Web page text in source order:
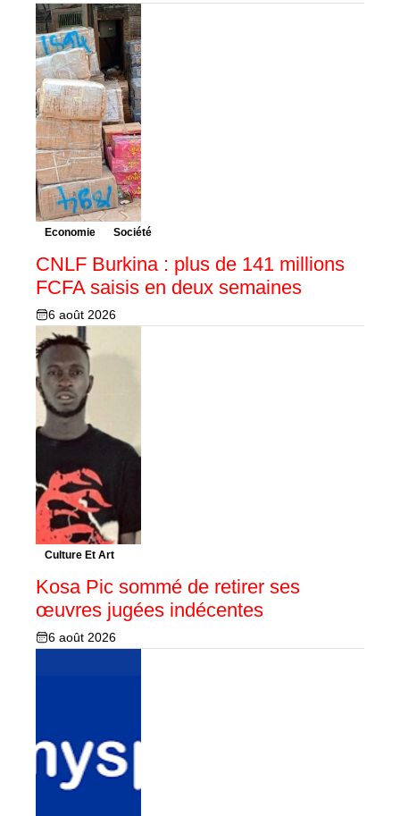
Economie Société
CNLF Burkina : plus de 141 millions
FCFA saisis en deux semaines
6 août 2026
Culture Et Art
Kosa Pic sommé de retirer ses
œuvres jugées indécentes
6 août 2026